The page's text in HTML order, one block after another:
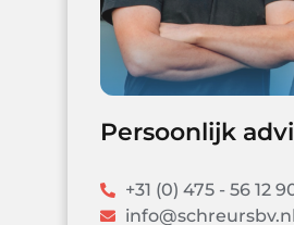
Persoonlijk
+31 (0) 475 - 56 12 90
info@schreursbv.nl